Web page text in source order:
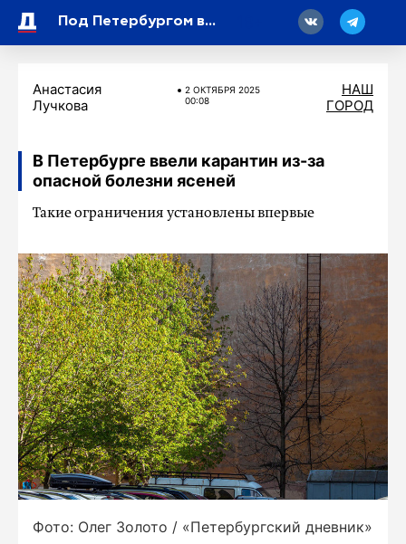
Под Петербургом вновь заметили северное сияние
Анастасия
Лучкова
2 ОКТЯБРЯ 2025
00:08
НАШ
ГОРОД
В Петербурге ввели карантин из-за
опасной болезни ясеней
Такие ограничения установлены впервые
Фото: Олег Золото / «Петербургский дневник»